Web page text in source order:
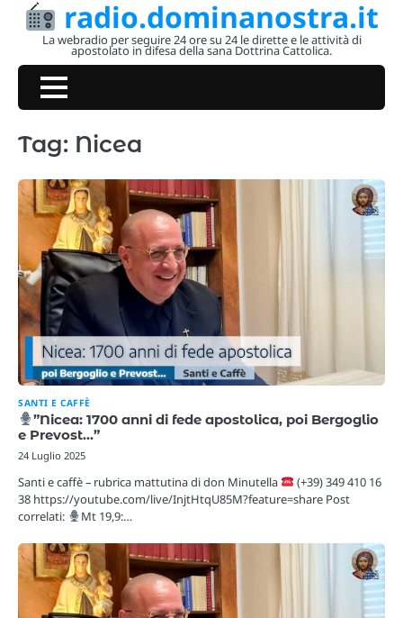
Skip
radio.dominanostra.it
La webradio per seguire 24 ore su 24 le dirette e le attività di
apostolato in difesa della sana Dottrina Cattolica.
Tag: Nicea
SANTI E CAFFÈ
”Nicea: 1700 anni di fede apostolica, poi Bergoglio
e Prevost…”
24 Luglio 2025
Santi e caffè – rubrica mattutina di don Minutella
(+39) 349 410 16
38 https://youtube.com/live/InjtHtqU85M?feature=share Post
correlati:
Mt 19,9:…